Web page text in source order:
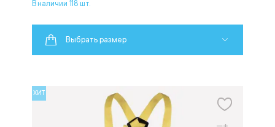
В наличии 118 шт.
Выбрать размер
ХИТ